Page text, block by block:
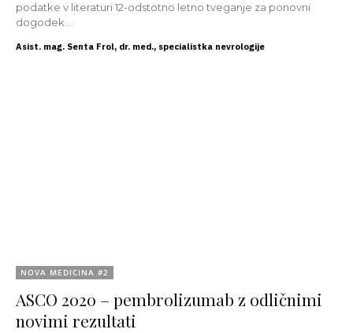
podatke v literaturi 12-odstotno letno tveganje za ponovni
dogodek....
Asist. mag. Senta Frol, dr. med., specialistka nevrologije
NOVA MEDICINA #2
ASCO 2020 – pembrolizumab z odličnimi
novimi rezultati